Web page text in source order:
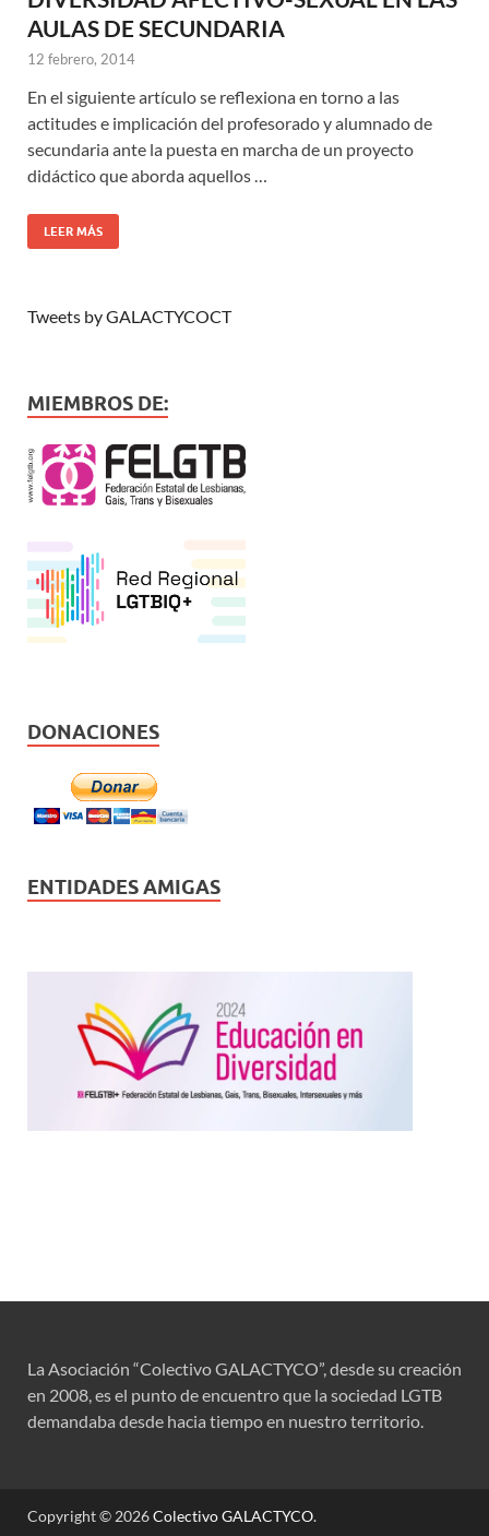
AULAS DE SECUNDARIA
12 febrero, 2014
En el siguiente artículo se reflexiona en torno a las
actitudes e implicación del profesorado y alumnado de
secundaria ante la puesta en marcha de un proyecto
didáctico que aborda aquellos …
LEER MÁS
Tweets by GALACTYCOCT
MIEMBROS DE:
DONACIONES
ENTIDADES AMIGAS
La Asociación “Colectivo GALACTYCO”, desde su creación
en 2008, es el punto de encuentro que la sociedad LGTB
demandaba desde hacia tiempo en nuestro territorio.
Copyright © 2026Colectivo GALACTYCO.